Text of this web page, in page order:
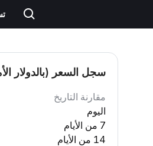
سجل السعر (بالدولار
مقارنة التاريخ
اليوم
7 من الأيام
14 من الأيام